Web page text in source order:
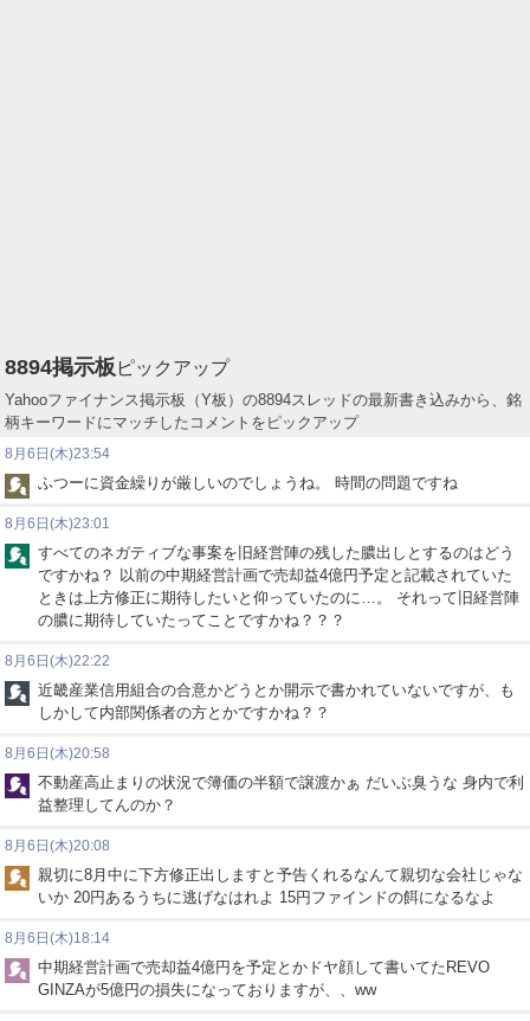
8894掲示板 ピックアップ
Yahooファイナンス掲示板（Y板）の8894スレッドの最新書き込みから、銘
柄キーワードにマッチしたコメントをピックアップ
8月6日(木)23:54
ふつーに資金繰りが厳しいのでしょうね。 時間の問題ですね
8月6日(木)23:01
すべてのネガティブな事案を旧経営陣の残した膿出しとするのはどう
ですかね？ 以前の中期経営計画で売却益4億円予定と記載されていた
ときは上方修正に期待したいと仰っていたのに…。 それって旧経営陣
の膿に期待していたってことですかね？？？
8月6日(木)22:22
近畿産業信用組合の合意かどうとか開示で書かれていないですが、も
しかして内部関係者の方とかですかね？？
8月6日(木)20:58
不動産高止まりの状況で簿価の半額で譲渡かぁ だいぶ臭うな 身内で利
益整理してんのか？
8月6日(木)20:08
親切に8月中に下方修正出しますと予告くれるなんて親切な会社じゃな
いか 20円あるうちに逃げなはれよ 15円ファインドの餌になるなよ
8月6日(木)18:14
中期経営計画で売却益4億円を予定とかドヤ顔して書いてたREVO
GINZAが5億円の損失になっておりますが、、ww